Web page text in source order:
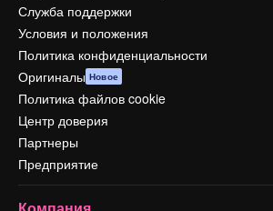
Служба поддержки
Условия и положения
Политика конфиденциальности
Оригиналы Новое
Политика файлов cookie
Центр доверия
Партнеры
Предприятие